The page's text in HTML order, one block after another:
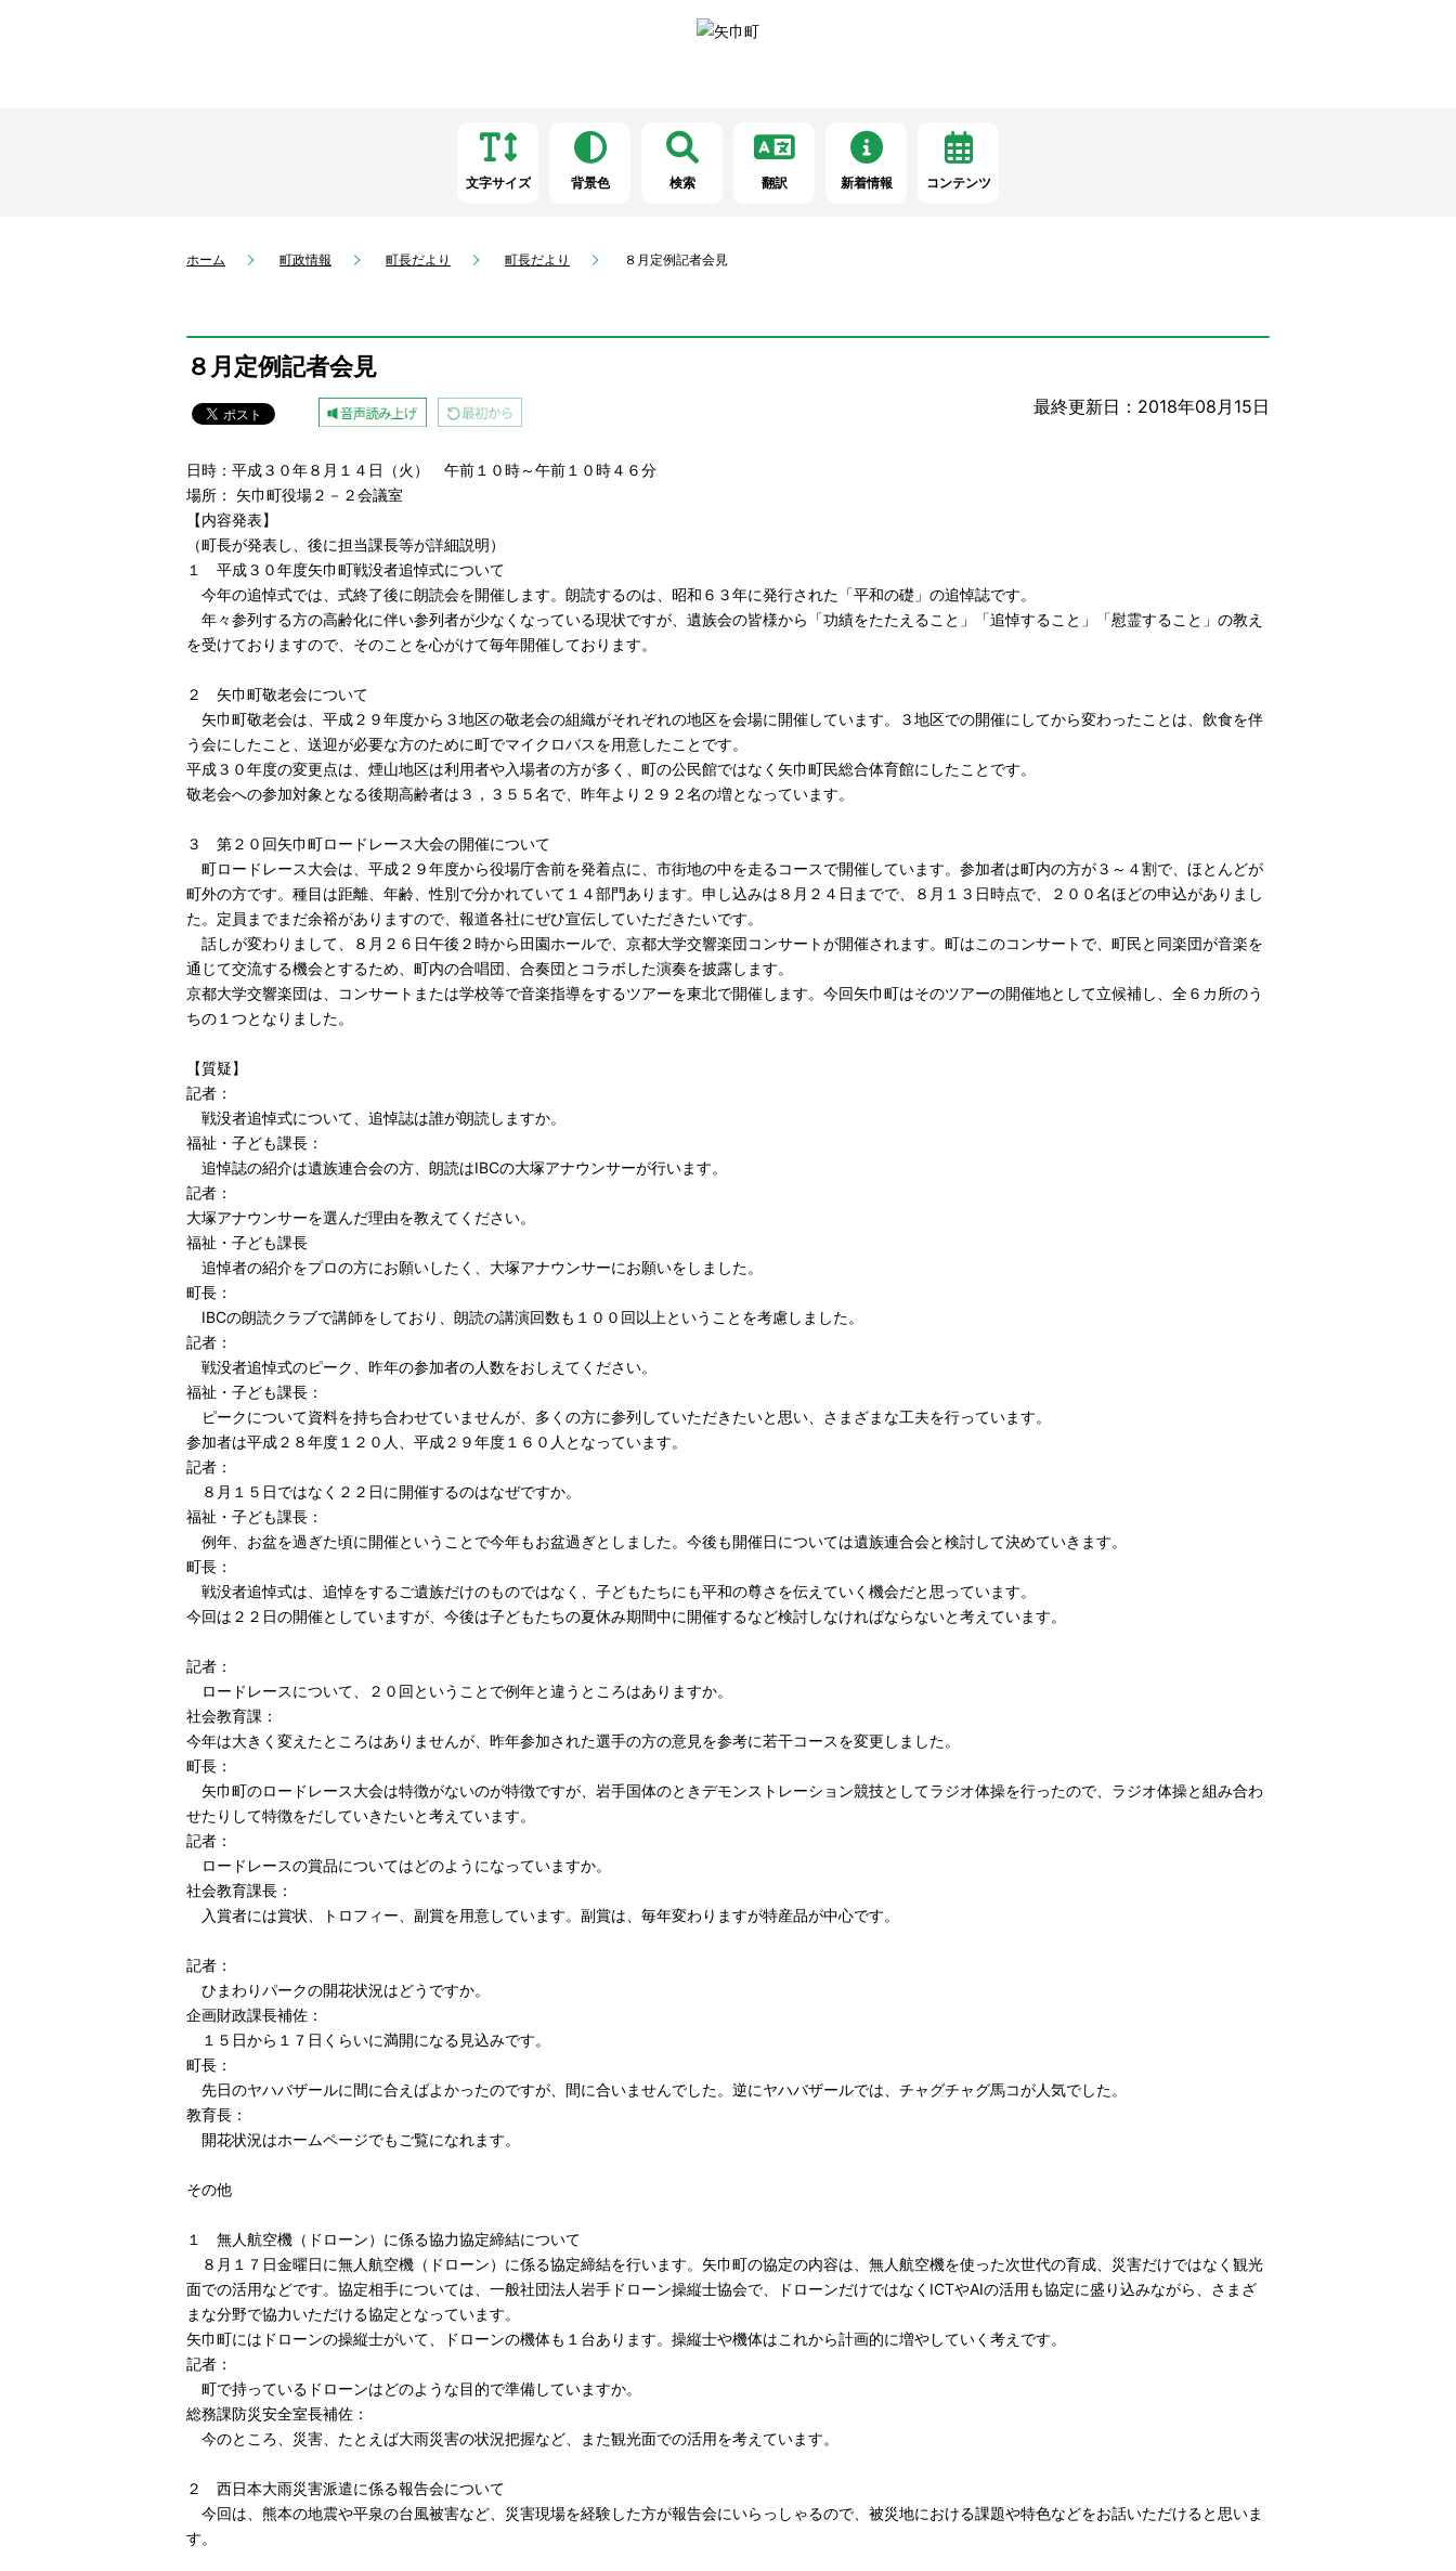
文字サイズ 背景色 検索 翻訳 新着情報 コンテンツ
ホーム 町政情報 町長だより 町長だより ８月定例記者会見
８月定例記者会見
最終更新日：2018年08月15日
日時：平成３０年８月１４日（火） 午前１０時～午前１０時４６分
場所： 矢巾町役場２－２会議室
【内容発表】
（町長が発表し、後に担当課長等が詳細説明）
１ 平成３０年度矢巾町戦没者追悼式について
今年の追悼式では、式終了後に朗読会を開催します。朗読するのは、昭和６３年に発行された「平和の礎」の追悼誌です。
年々参列する方の高齢化に伴い参列者が少なくなっている現状ですが、遺族会の皆様から「功績をたたえること」「追悼すること」「慰霊すること」の教え
を受けておりますので、そのことを心がけて毎年開催しております。
２ 矢巾町敬老会について
矢巾町敬老会は、平成２９年度から３地区の敬老会の組織がそれぞれの地区を会場に開催しています。３地区での開催にしてから変わったことは、飲食を伴
う会にしたこと、送迎が必要な方のために町でマイクロバスを用意したことです。
平成３０年度の変更点は、煙山地区は利用者や入場者の方が多く、町の公民館ではなく矢巾町民総合体育館にしたことです。
敬老会への参加対象となる後期高齢者は３，３５５名で、昨年より２９２名の増となっています。
３ 第２０回矢巾町ロードレース大会の開催について
町ロードレース大会は、平成２９年度から役場庁舎前を発着点に、市街地の中を走るコースで開催しています。参加者は町内の方が３～４割で、ほとんどが
町外の方です。種目は距離、年齢、性別で分かれていて１４部門あります。申し込みは８月２４日までで、８月１３日時点で、２００名ほどの申込がありまし
た。定員までまだ余裕がありますので、報道各社にぜひ宣伝していただきたいです。
話しが変わりまして、８月２６日午後２時から田園ホールで、京都大学交響楽団コンサートが開催されます。町はこのコンサートで、町民と同楽団が音楽を
通じて交流する機会とするため、町内の合唱団、合奏団とコラボした演奏を披露します。
京都大学交響楽団は、コンサートまたは学校等で音楽指導をするツアーを東北で開催します。今回矢巾町はそのツアーの開催地として立候補し、全６カ所のう
ちの１つとなりました。
【質疑】
記者：
戦没者追悼式について、追悼誌は誰が朗読しますか。
福祉・子ども課長：
追悼誌の紹介は遺族連合会の方、朗読はIBCの大塚アナウンサーが行います。
記者：
大塚アナウンサーを選んだ理由を教えてください。
福祉・子ども課長
追悼者の紹介をプロの方にお願いしたく、大塚アナウンサーにお願いをしました。
町長：
IBCの朗読クラブで講師をしており、朗読の講演回数も１００回以上ということを考慮しました。
記者：
戦没者追悼式のピーク、昨年の参加者の人数をおしえてください。
福祉・子ども課長：
ピークについて資料を持ち合わせていませんが、多くの方に参列していただきたいと思い、さまざまな工夫を行っています。
参加者は平成２８年度１２０人、平成２９年度１６０人となっています。
記者：
８月１５日ではなく２２日に開催するのはなぜですか。
福祉・子ども課長：
例年、お盆を過ぎた頃に開催ということで今年もお盆過ぎとしました。今後も開催日については遺族連合会と検討して決めていきます。
町長：
戦没者追悼式は、追悼をするご遺族だけのものではなく、子どもたちにも平和の尊さを伝えていく機会だと思っています。
今回は２２日の開催としていますが、今後は子どもたちの夏休み期間中に開催するなど検討しなければならないと考えています。
記者：
ロードレースについて、２０回ということで例年と違うところはありますか。
社会教育課：
今年は大きく変えたところはありませんが、昨年参加された選手の方の意見を参考に若干コースを変更しました。
町長：
矢巾町のロードレース大会は特徴がないのが特徴ですが、岩手国体のときデモンストレーション競技としてラジオ体操を行ったので、ラジオ体操と組み合わ
せたりして特徴をだしていきたいと考えています。
記者：
ロードレースの賞品についてはどのようになっていますか。
社会教育課長：
入賞者には賞状、トロフィー、副賞を用意しています。副賞は、毎年変わりますが特産品が中心です。
記者：
ひまわりパークの開花状況はどうですか。
企画財政課長補佐：
１５日から１７日くらいに満開になる見込みです。
町長：
先日のヤハバザールに間に合えばよかったのですが、間に合いませんでした。逆にヤハバザールでは、チャグチャグ馬コが人気でした。
教育長：
開花状況はホームページでもご覧になれます。
その他
１ 無人航空機（ドローン）に係る協力協定締結について
８月１７日金曜日に無人航空機（ドローン）に係る協定締結を行います。矢巾町の協定の内容は、無人航空機を使った次世代の育成、災害だけではなく観光
面での活用などです。協定相手については、一般社団法人岩手ドローン操縦士協会で、ドローンだけではなくICTやAIの活用も協定に盛り込みながら、さまざ
まな分野で協力いただける協定となっています。
矢巾町にはドローンの操縦士がいて、ドローンの機体も１台あります。操縦士や機体はこれから計画的に増やしていく考えです。
記者：
町で持っているドローンはどのような目的で準備していますか。
総務課防災安全室長補佐：
今のところ、災害、たとえば大雨災害の状況把握など、また観光面での活用を考えています。
２ 西日本大雨災害派遣に係る報告会について
今回は、熊本の地震や平泉の台風被害など、災害現場を経験した方が報告会にいらっしゃるので、被災地における課題や特色などをお話いただけると思いま
す。